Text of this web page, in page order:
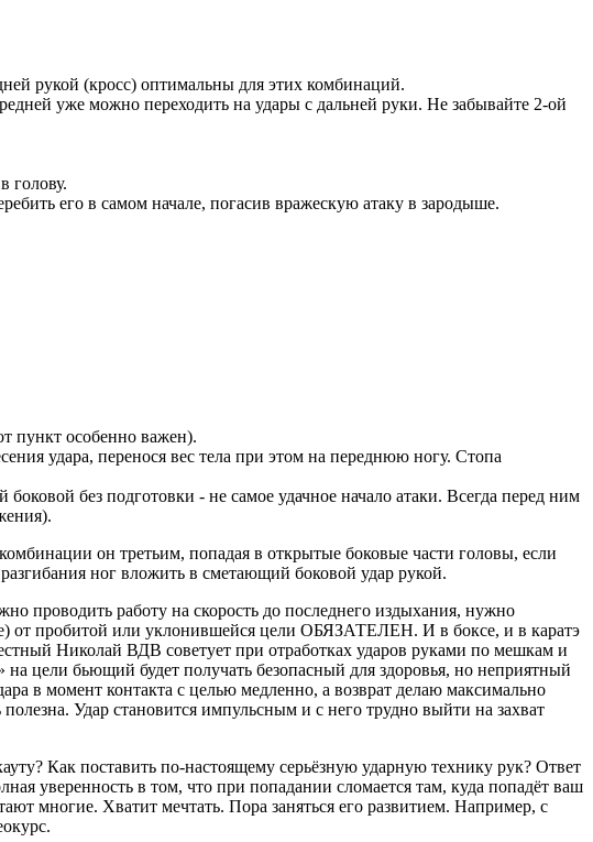
рукой (кросс) оптимальны для этих комбинаций.
уже можно переходить на удары с дальней руки. Не забывайте 2-ой
голову.
его в самом начале, погасив вражескую атаку в зародыше.
пункт особенно важен).
удара, перенося вес тела при этом на переднюю ногу. Стопа
без подготовки - не самое удачное начало атаки. Всегда перед ним
он третьим, попадая в открытые боковые части головы, если
ног вложить в сметающий боковой удар рукой.
проводить работу на скорость до последнего издыхания, нужно
от пробитой или уклонившейся цели ОБЯЗАТЕЛЕН. И в боксе, и в каратэ
Николай ВДВ советует при отработках ударов руками по мешкам и
цели бьющий будет получать безопасный для здоровья, но неприятный
в момент контакта с целью медленно, а возврат делаю максимально
Удар становится импульсным и с него трудно выйти на захват
Как поставить по-настоящему серьёзную ударную технику рук? Ответ
уверенность в том, что при попадании сломается там, куда попадёт ваш
многие. Хватит мечтать. Пора заняться его развитием. Например, с